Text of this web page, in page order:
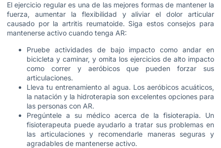
El ejercicio regular es una de las mejores formas de mantener la
fuerza, aumentar la flexibilidad y aliviar el dolor articular
causado por la artritis reumatoide. Siga estos consejos para
mantenerse activo cuando tenga AR:
Pruebe actividades de bajo impacto como andar en
bicicleta y caminar, y omita los ejercicios de alto impacto
como correr y aeróbicos que pueden forzar sus
articulaciones.
Lleva tu entrenamiento al agua. Los aeróbicos acuáticos,
la natación y la hidroterapia son excelentes opciones para
las personas con AR.
Pregúntele a su médico acerca de la fisioterapia. Un
fisioterapeuta puede ayudarlo a tratar sus problemas en
las articulaciones y recomendarle maneras seguras y
agradables de mantenerse activo.